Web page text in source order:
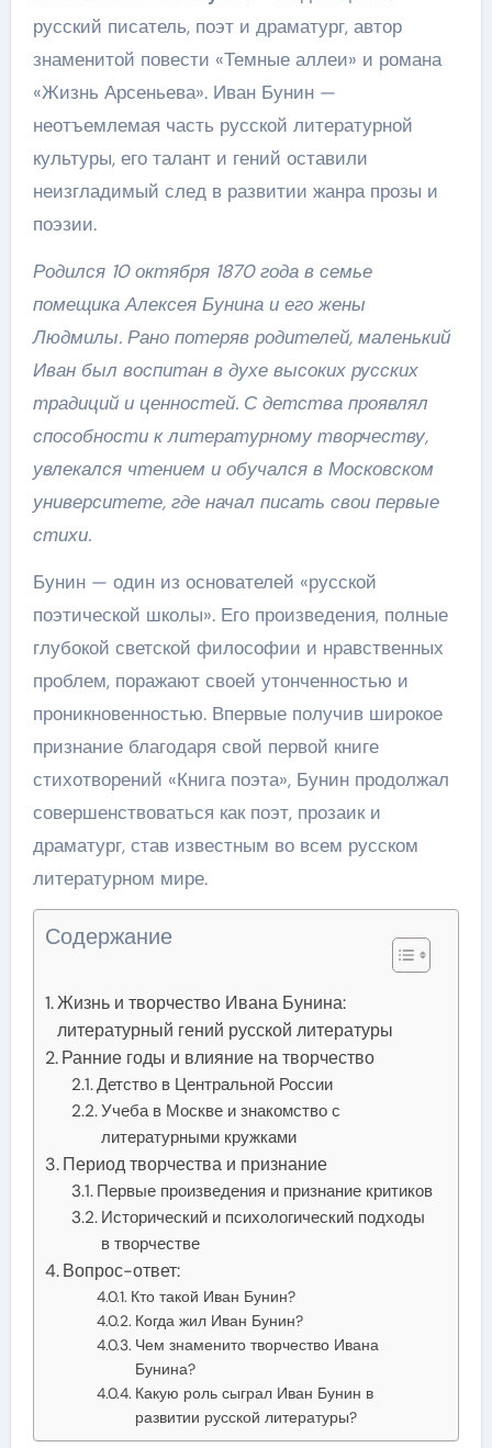
русский писатель, поэт и драматург, автор
знаменитой повести «Темные аллеи» и романа
«Жизнь Арсеньева». Иван Бунин —
неотъемлемая часть русской литературной
культуры, его талант и гений оставили
неизгладимый след в развитии жанра прозы и
поэзии.
Родился 10 октября 1870 года в семье
помещика Алексея Бунина и его жены
Людмилы. Рано потеряв родителей, маленький
Иван был воспитан в духе высоких русских
традиций и ценностей. С детства проявлял
способности к литературному творчеству,
увлекался чтением и обучался в Московском
университете, где начал писать свои первые
стихи.
Бунин — один из основателей «русской
поэтической школы». Его произведения, полные
глубокой светской философии и нравственных
проблем, поражают своей утонченностью и
проникновенностью. Впервые получив широкое
признание благодаря свой первой книге
стихотворений «Книга поэта», Бунин продолжал
совершенствоваться как поэт, прозаик и
драматург, став известным во всем русском
литературном мире.
Содержание
Жизнь и творчество Ивана Бунина:
литературный гений русской литературы
Ранние годы и влияние на творчество
Детство в Центральной России
Учеба в Москве и знакомство с
литературными кружками
Период творчества и признание
Первые произведения и признание критиков
Исторический и психологический подходы
в творчестве
Вопрос-ответ:
Кто такой Иван Бунин?
Когда жил Иван Бунин?
Чем знаменито творчество Ивана
Бунина?
Какую роль сыграл Иван Бунин в
развитии русской литературы?